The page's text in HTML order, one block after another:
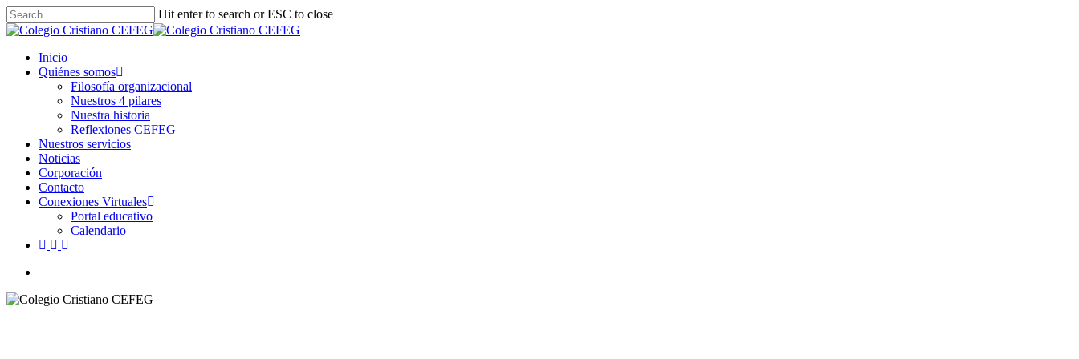
Skip
to
content
Hit enter to search or ESC to close
Inicio
Quiénes somos
Filosofía organizacional
Nuestros 4 pilares
Nuestra historia
Reflexiones CEFEG
Nuestros servicios
Noticias
Corporación
Contacto
Conexiones Virtuales
Portal educativo
Calendario